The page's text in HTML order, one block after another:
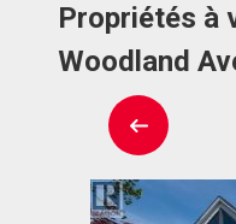
Propriétés à
Woodland